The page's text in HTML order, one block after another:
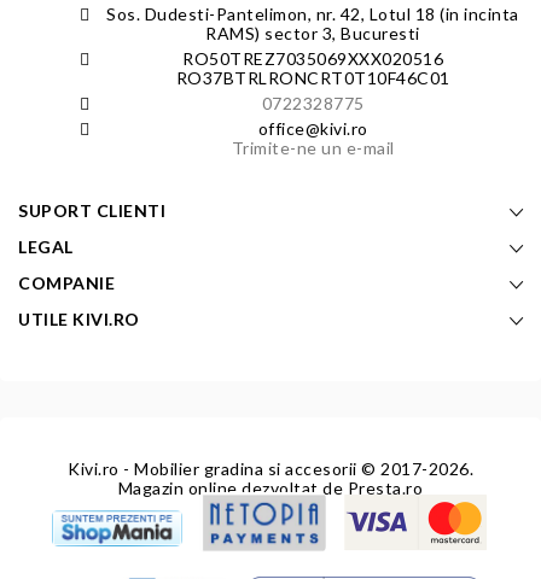
Sos. Dudesti-Pantelimon, nr. 42, Lotul 18 (in incinta
RAMS) sector 3, Bucuresti
RO50TREZ7035069XXX020516
RO37BTRLRONCRT0T10F46C01
0722328775
office@kivi.ro
Trimite-ne un e-mail
SUPORT CLIENTI
LEGAL
COMPANIE
UTILE KIVI.RO
Kivi.ro - Mobilier gradina si accesorii © 2017-2026.
Magazin online dezvoltat de Presta.ro